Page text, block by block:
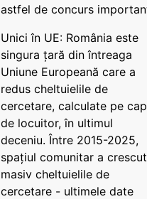
astfel de concurs
Unici în UE: România este
singura țară din întreaga
Uniune Europeană care a
redus cheltuielile de
cercetare, calculate pe cap
de locuitor, în ultimul
deceniu. Între 2015-2025,
spațiul comunitar a crescut
masiv cheltuielile de
cercetare - ultimele date